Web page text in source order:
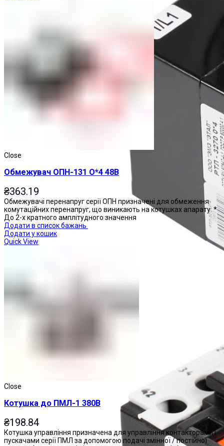
Close
Обмежувач ОПН-131 О*4 48В
₴363.19
Обмежувачі перенапруг серії ОПН призначені для обмеження
комутаційних перенапруг, що виникають на котушках апарату: *
До 2-х кратного амплітудного значення
Додати в список бажань
Додати у кошик
Quick View
Close
Котушка до ПМЛ-1 380В
₴198.84
Котушка управління призначена для управління контакторами і
пускачами серії ПМЛ за допомогою подачі змінної / постійної